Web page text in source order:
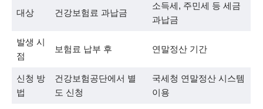
대상 건강보험료 과납금
소득세, 주민세 등 세금
과납금
발생 시
점
보험료 납부 후 연말정산 기간
신청 방
법
건강보험공단에서 별
도 신청
국세청 연말정산 시스템
이용